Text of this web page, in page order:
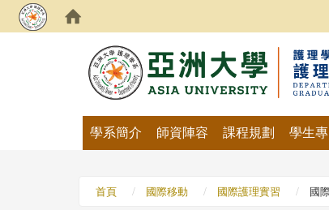
學系簡介 師資陣容 課程規劃 學生
首頁 國際移動 國際護理實習 國